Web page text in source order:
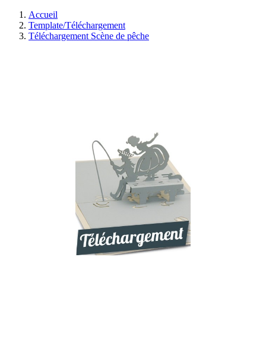
Accueil
Template/Téléchargement
Téléchargement Scène de pêche